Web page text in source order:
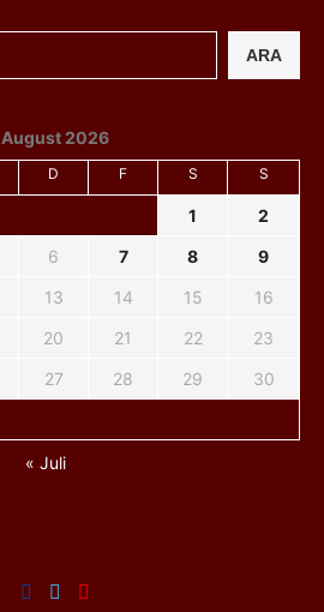
ARA
August 2026
D F S S
1
2
6 7 8
9
13 14 15
16
20 21 22
23
27 28 29
30
« Juli